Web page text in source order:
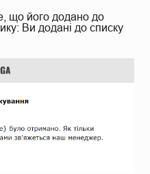
що його додано до
Ви додані до списку